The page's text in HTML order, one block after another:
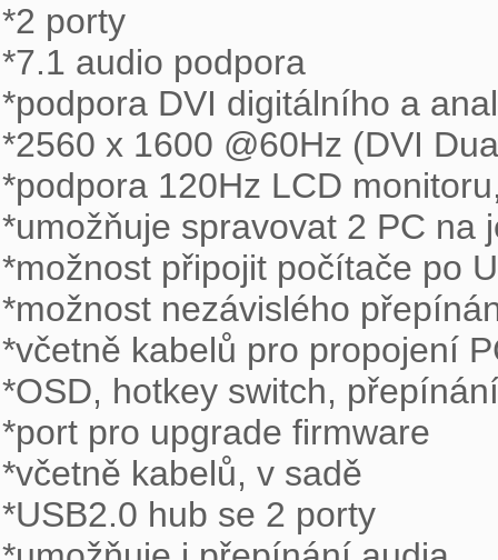
*2 porty
*7.1 audio podpora
*podpora DVI digitálního a
*2560 x 1600 @60Hz (DVI
*podpora 120Hz LCD
*umožňuje spravovat 2 PC na
*možnost připojit počítače po
*možnost nezávislého
*včetně kabelů pro propojení
*OSD, hotkey switch,
*port pro upgrade firmware
*včetně kabelů, v sadě
*USB2.0 hub se 2 porty